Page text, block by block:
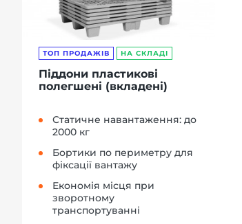
ТОП ПРОДАЖІВ НА СКЛАДІ
Піддони пластикові
полегшені (вкладені)
Статичне навантаження: до
2000 кг
Бортики по периметру для
фіксації вантажу
Економія місця при
зворотному
транспортуванні